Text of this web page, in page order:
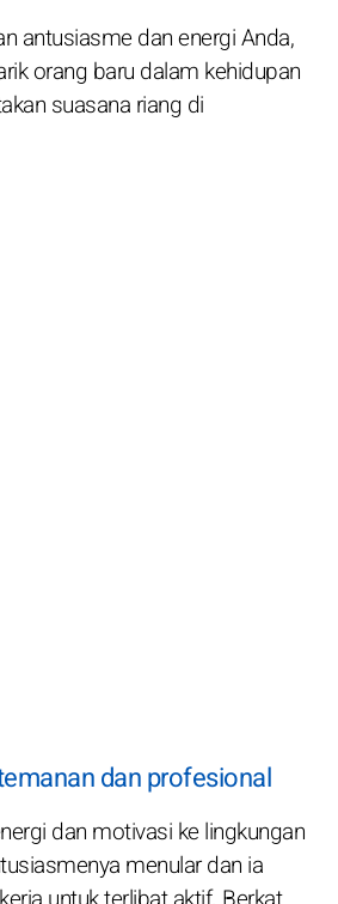
antusiasme dan energi Anda,
orang baru dalam kehidupan
suasana riang di
dan profesional
dan motivasi ke lingkungan
menular dan ia